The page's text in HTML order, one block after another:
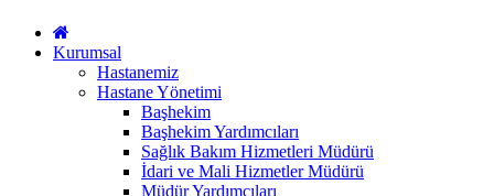
Kurumsal
Hastanemiz
Hastane Yönetimi
Başhekim
Başhekim Yardımcıları
Sağlık Bakım Hizmetleri Müdürü
İdari ve Mali Hizmetler Müdürü
Müdür Yardımcıları